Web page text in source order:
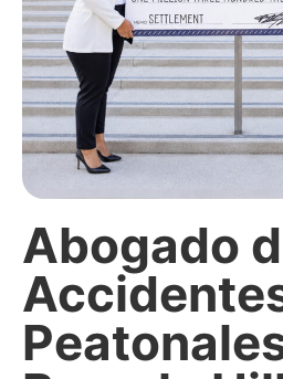
Abogado